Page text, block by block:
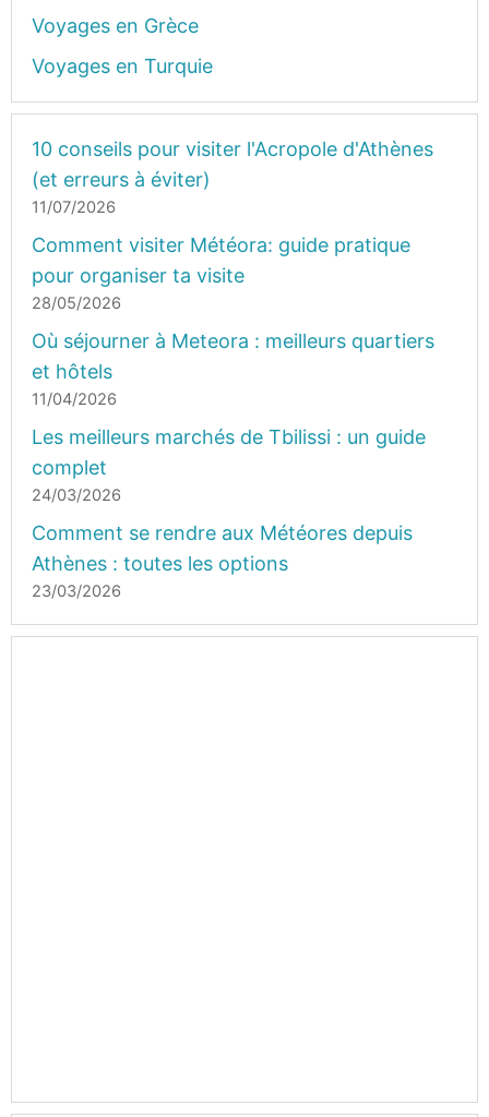
Voyages en Grèce
Voyages en Turquie
10 conseils pour visiter l'Acropole d'Athènes
(et erreurs à éviter)
11/07/2026
Comment visiter Météora: guide pratique
pour organiser ta visite
28/05/2026
Où séjourner à Meteora : meilleurs quartiers
et hôtels
11/04/2026
Les meilleurs marchés de Tbilissi : un guide
complet
24/03/2026
Comment se rendre aux Météores depuis
Athènes : toutes les options
23/03/2026